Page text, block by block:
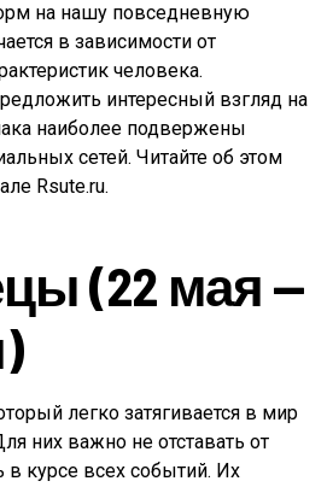
на нашу повседневную
в зависимости от
человека.
интересный взгляд на
наиболее подвержены
сетей. Читайте об этом
Rsute.ru.
(22 мая —
легко затягивается в мир
них важно не отставать от
в курсе всех событий. Их